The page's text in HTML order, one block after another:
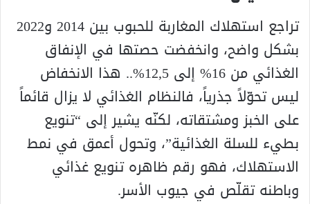
تراجع استهلاك المغاربة للحبوب بين 2014 و2022
بشكل واضح، وانخفضت حصتها في الإنفاق
الغذائي من 16% إلى 12,5%.. هذا الانخفاض
ليس تحوّلاً جذرياً، فالنظام الغذائي لا يزال قائماً
على الخبز ومشتقاته، لكنّه يشير إلى “تنويع
بطيء للسلة الغذائية”، وتحول أعمق في نمط
الاستهلاك، فهو رقم ظاهره تنويع غذائي
وباطنه تقلّص في جيوب الأسر.